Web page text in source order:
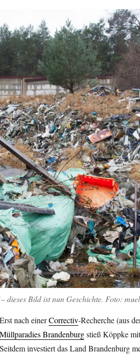
dieses Bild ist nun Geschichte. Foto:
Erst nach einerCorrectiv-Recherche (aus
Müllparadies Brandenburgstieß Köppke
Seitdem investiert das Land Brandenburg